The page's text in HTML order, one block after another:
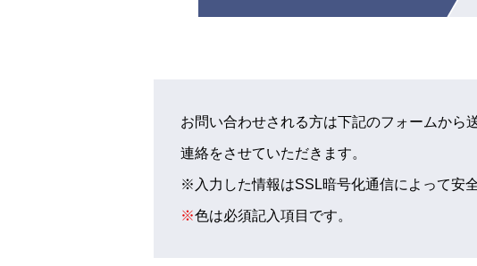
お問い合わせされる方は下記のフォームから
連絡をさせていただきます。
※入力した情報はSSL暗号化通信によって安
※色は必須記入項目です。